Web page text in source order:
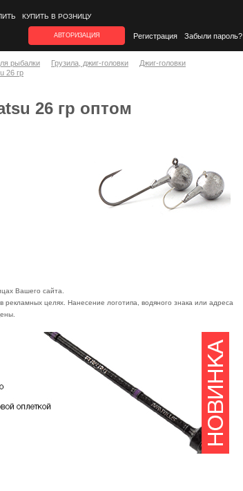
КУПИТЬ В РОЗНИЦУ
АВТОРИЗАЦИЯ Регистрация Забыли пароль?
рыбалки Грузила, джиг-головки
Джиг-головки
26 гр
26 гр оптом
Вашего сайта.
целях. Нанесение логотипа, водяного знака или адреса